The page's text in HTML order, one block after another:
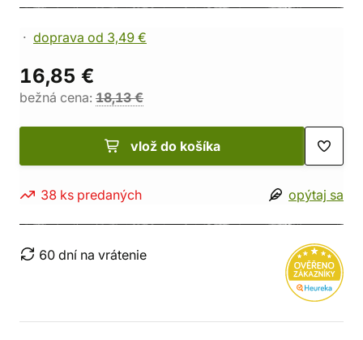
doprava od 3,49 €
16,85 €
bežná cena: 18,13 €
vlož do košíka
38 ks predaných opýtaj sa
60 dní na vrátenie